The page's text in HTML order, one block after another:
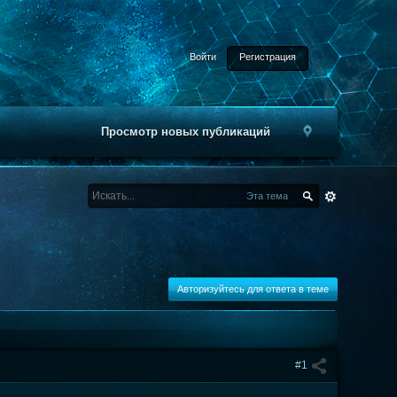
Войти Регистрация
Просмотр новых публикаций
Эта тема
Авторизуйтесь для ответа в теме
#1